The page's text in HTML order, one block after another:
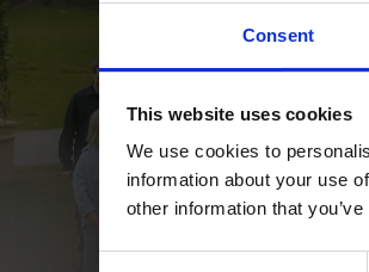
Consent
This website uses cookies
We use cookies to
information about your use
other information that